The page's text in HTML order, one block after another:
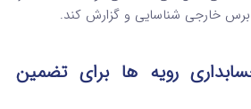
خارجی شناسایی و گزارش کند.
رویه ها برای تضمین